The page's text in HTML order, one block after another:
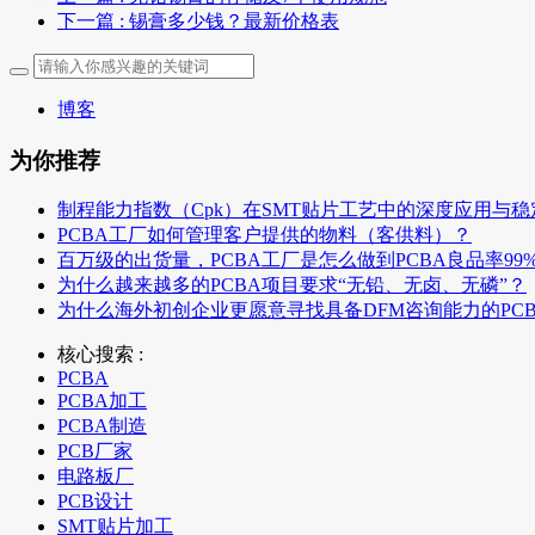
下一篇 : 锡膏多少钱？最新价格表
博客
为你推荐
制程能力指数（Cpk）在SMT贴片工艺中的深度应用与
PCBA工厂如何管理客户提供的物料（客供料）？
百万级的出货量，PCBA工厂是怎么做到PCBA良品率
为什么越来越多的PCBA项目要求“无铅、无卤、无磷”？
为什么海外初创企业更愿意寻找具备DFM咨询能力的
核心搜索 :
PCBA
PCBA加工
PCBA制造
PCB厂家
电路板厂
PCB设计
SMT贴片加工